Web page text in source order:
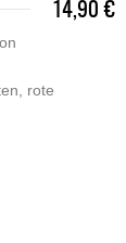
14,90 €
rote